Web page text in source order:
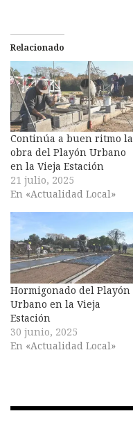
Relacionado
Continúa a buen ritmo la
obra del Playón Urbano
en la Vieja Estación
21 julio, 2025
En «Actualidad Local»
Hormigonado del Playón
Urbano en la Vieja
Estación
30 junio, 2025
En «Actualidad Local»